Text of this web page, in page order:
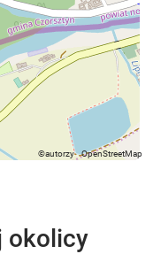
okolicy